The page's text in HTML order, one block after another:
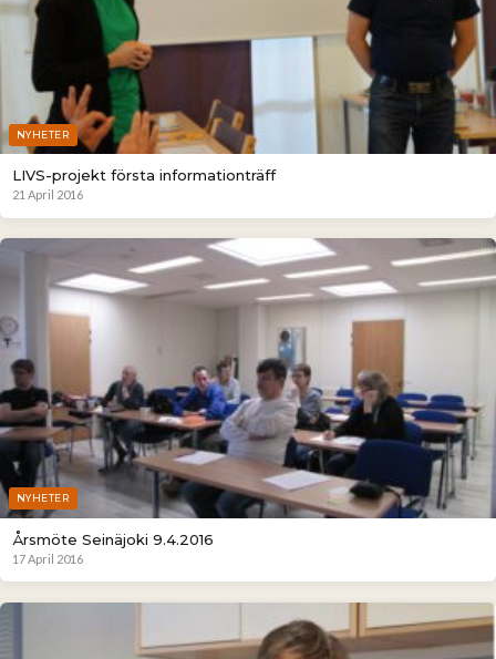
NYHETER
LIVS-projekt första informationträff
21 April 2016
NYHETER
Årsmöte Seinäjoki 9.4.2016
17 April 2016